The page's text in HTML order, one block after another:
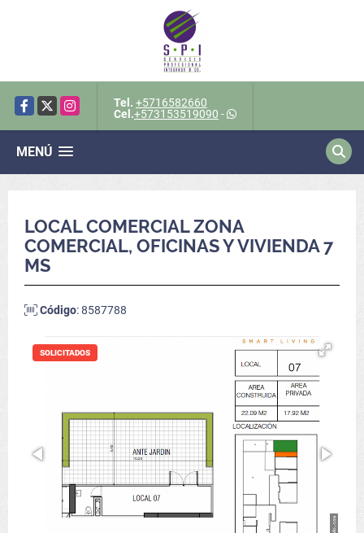
Facebook
X Instagram Tel. +5716582660
Cel.+573153519090 -
MENÚ
LOCAL COMERCIAL ZONA
COMERCIAL, OFICINAS Y VIVIENDA 7
MS
Código: 8587788
SOLICITADOS